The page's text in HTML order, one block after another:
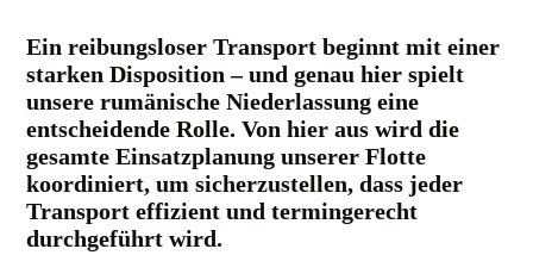
Ein reibungsloser Transport beginnt mit einer
starken Disposition – und genau hier spielt
unsere rumänische Niederlassung eine
entscheidende Rolle. Von hier aus wird die
gesamte Einsatzplanung unserer Flotte
koordiniert, um sicherzustellen, dass jeder
Transport effizient und termingerecht
durchgeführt wird.